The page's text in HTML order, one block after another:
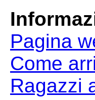
Pagina
Come
Ragazzi